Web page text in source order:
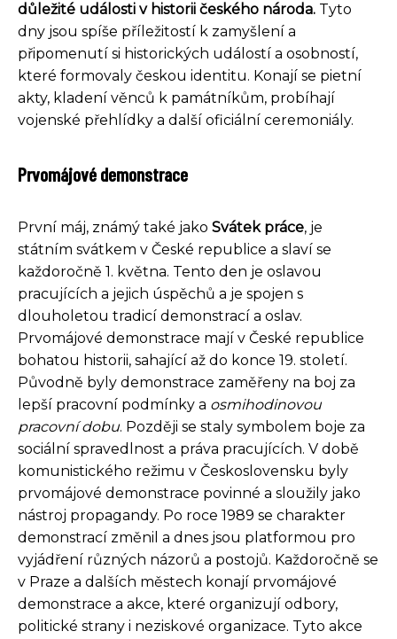
důležité události v historii českého národa. Tyto
dny jsou spíše příležitostí k zamyšlení a
připomenutí si historických událostí a osobností,
které formovaly českou identitu. Konají se pietní
akty, kladení věnců k památníkům, probíhají
vojenské přehlídky a další oficiální ceremoniály.
Prvomájové demonstrace
První máj, známý také jako Svátek práce, je
státním svátkem v České republice a slaví se
každoročně 1. května. Tento den je oslavou
pracujících a jejich úspěchů a je spojen s
dlouholetou tradicí demonstrací a oslav.
Prvomájové demonstrace mají v České republice
bohatou historii, sahající až do konce 19. století.
Původně byly demonstrace zaměřeny na boj za
lepší pracovní podmínky a osmihodinovou
pracovní dobu. Později se staly symbolem boje za
sociální spravedlnost a práva pracujících. V době
komunistického režimu v Československu byly
prvomájové demonstrace povinné a sloužily jako
nástroj propagandy. Po roce 1989 se charakter
demonstrací změnil a dnes jsou platformou pro
vyjádření různých názorů a postojů. Každoročně se
v Praze a dalších městech konají prvomájové
demonstrace a akce, které organizují odbory,
politické strany i neziskové organizace. Tyto akce